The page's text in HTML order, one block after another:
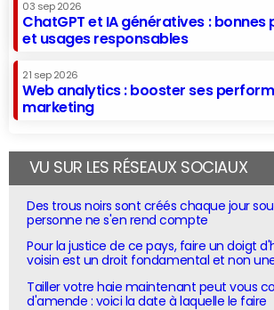
03 sep 2026
ChatGPT et IA génératives : bonnes
et usages responsables
21 sep 2026
Web analytics : booster ses
marketing
VU SUR LES RÉSEAUX SOCIAUX
Des trous noirs sont créés chaque jour
personne ne s'en rend compte
Pour la justice de ce pays, faire un doigt
voisin est un droit fondamental et non
Tailler votre haie maintenant peut vous
d'amende : voici la date à laquelle le faire